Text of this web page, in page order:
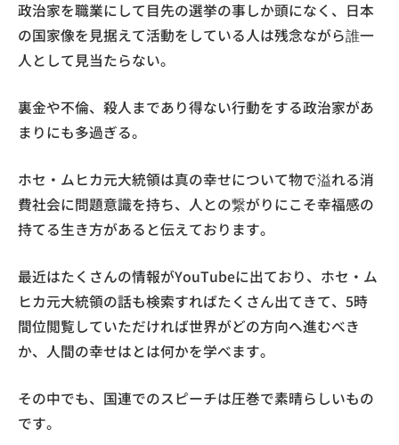
政治家を職業にして目先の選挙の事しか頭になく、日本
の国家像を見据えて活動をしている人は残念ながら誰一
人として見当たらない。
裏金や不倫、殺人まであり得ない行動をする政治家があ
まりにも多過ぎる。
ホセ・ムヒカ元大統領は真の幸せについて物で溢れる消
費社会に問題意識を持ち、人との繋がりにこそ幸福感の
持てる生き方があると伝えております。
最近はたくさんの情報がYouTubeに出ており、ホセ・ム
ヒカ元大統領の話も検索すればたくさん出てきて、5時
間位閲覧していただければ世界がどの方向へ進むべき
か、人間の幸せはとは何かを学べます。
その中でも、国連でのスピーチは圧巻で素晴らしいもの
です。